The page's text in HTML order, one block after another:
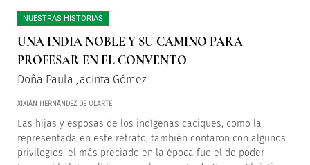
NUESTRAS HISTORIAS
UNA INDIA NOBLE Y SU CAMINO PARA
PROFESAR EN EL CONVENTO
Doña Paula Jacinta Gómez
XIXIÁN HERNÁNDEZ DE OLARTE
Las hijas y esposas de los indígenas caciques, como la
representada en este retrato, también contaron con algunos
privilegios; el más preciado en la época fue el de poder